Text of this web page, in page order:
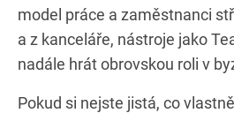
model práce a zaměstnanci
a z kanceláře, nástroje jako
nadále hrát obrovskou roli v
Pokud si nejste jistá, co